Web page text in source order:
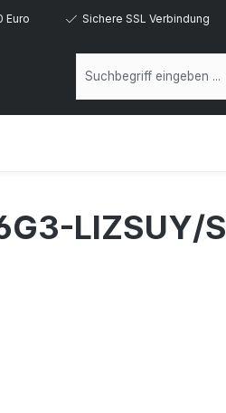
Euro Sichere SSL Verbindung
LIZSUY/